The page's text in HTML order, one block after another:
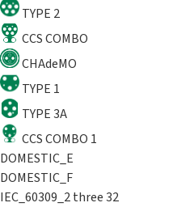
TYPE 2
CCS COMBO
CHAdeMO
TYPE 1
TYPE 3A
CCS COMBO 1
DOMESTIC_E
DOMESTIC_F
IEC_60309_2 three 32